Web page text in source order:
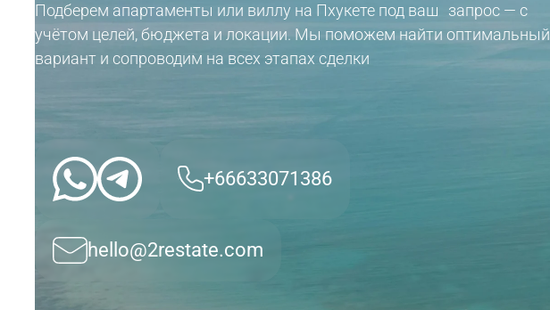
Подберем апартаменты или виллу на Пхукете под ваш запрос — с
учётом целей, бюджета и локации. Мы поможем найти оптимальный
вариант и сопроводим на всех этапах сделки
+66633071386
hello@2restate.com